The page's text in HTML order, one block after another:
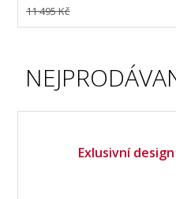
11 495 Kč
Exlusivní